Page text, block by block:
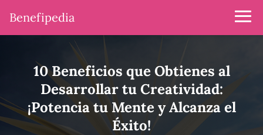
Benefipedia
10 Beneficios que Obtienes al
Desarrollar tu Creatividad:
¡Potencia tu Mente y Alcanza el
Éxito!